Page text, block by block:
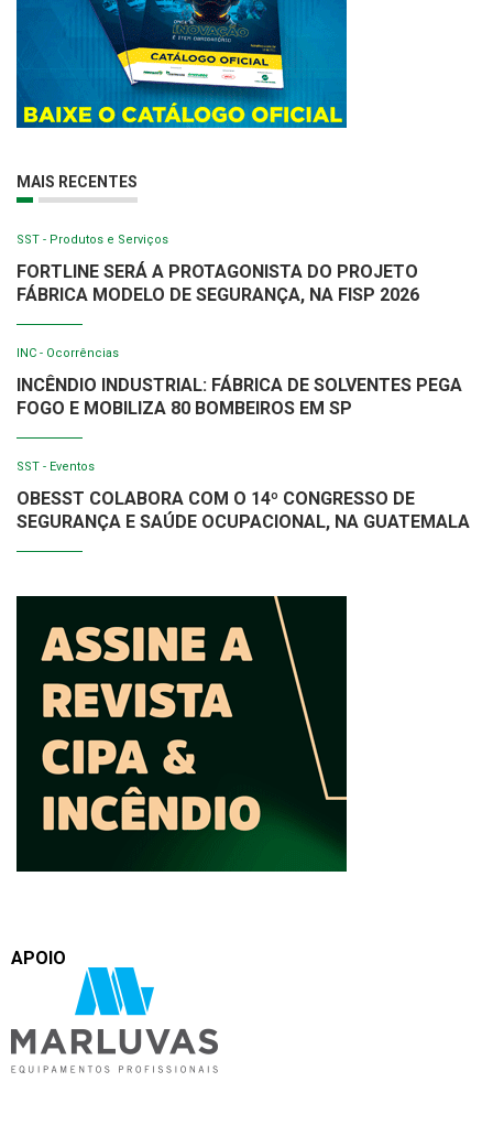
MAIS RECENTES
SST - Produtos e Serviços
FORTLINE SERÁ A PROTAGONISTA DO PROJETO
FÁBRICA MODELO DE SEGURANÇA, NA FISP 2026
INC - Ocorrências
INCÊNDIO INDUSTRIAL: FÁBRICA DE SOLVENTES PEGA
FOGO E MOBILIZA 80 BOMBEIROS EM SP
SST - Eventos
OBESST COLABORA COM O 14º CONGRESSO DE
SEGURANÇA E SAÚDE OCUPACIONAL, NA GUATEMALA
APOIO